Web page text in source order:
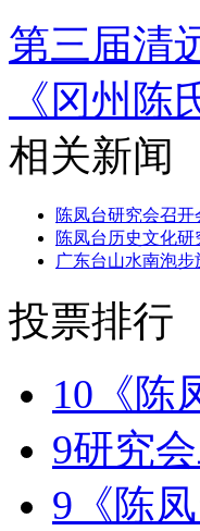
第三届清
《冈州陈
相关新闻
陈凤台研究会召
陈凤台历史文化
广东台山水南泡步
投票排行
10 《
9研究
9 《陈